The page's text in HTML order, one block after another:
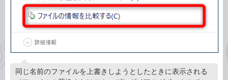
同じ名前のファイルを上書きしようとしたときに表示される